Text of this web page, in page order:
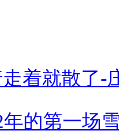
着就散了-
年的第一场